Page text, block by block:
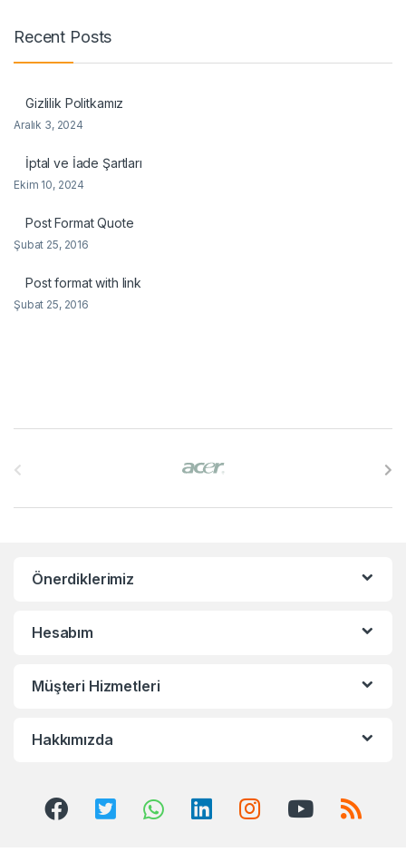
Recent Posts
Gizlilik Politkamız
Aralık 3, 2024
İptal ve İade Şartları
Ekim 10, 2024
Post Format Quote
Şubat 25, 2016
Post format with link
Şubat 25, 2016
Önerdiklerimiz
Hesabım
Müşteri Hizmetleri
Hakkımızda